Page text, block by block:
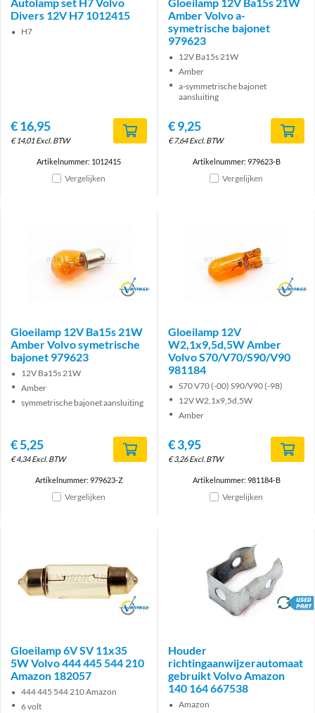
Divers 12V H7 1012415
H7
€16,95
€14,01 Excl. BTW
Artikelnummer: 1012415
Vergelijken
Amber Volvo a-
symetrische bajonet
979623
12V Ba15s 21W
Amber
a-symmetrische bajonet
aansluiting
€9,25
€7,64 Excl. BTW
Artikelnummer: 979623-B
Vergelijken
Brand
Gloeilamp 12V Ba15s 21W
Amber Volvo symetrische
bajonet 979623
12V Ba15s 21W
Amber
symmetrische bajonet aansluiting
€5,25
€4,34 Excl. BTW
Artikelnummer: 979623-Z
Vergelijken
Brand
Gloeilamp 12V
W2,1x9,5d,5W Amber
Volvo S70/V70/S90/V90
981184
S70 V70 (-00) S90/V90 (-98)
12V W2,1x9,5d,5W
Amber
€3,95
€3,26 Excl. BTW
Artikelnummer: 981184-B
Vergelijken
Brand
Gloeilamp 6V SV 11x35
5W Volvo 444 445 544 210
Amazon 182057
444 445 544 210 Amazon
6 volt
brand
Houder
richtingaanwijzerautomaat
gebruikt Volvo Amazon
140 164 667538
Amazon